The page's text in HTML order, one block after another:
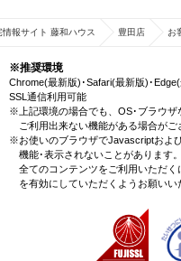
報サイト 藤和ハウス 豊田店 お
※推奨環境
Chrome(最新版)･Safari(最新版)･
SSL通信利用可能
※上記環境の場合でも、OS･ブラウザ
ご利用出来ない機能がある場合がご
※お使いのブラウザでJavascriptおよ
機能･表示されないことがあります。
全てのコンテンツをご利用いただ
を有効にしていただくようお願いい